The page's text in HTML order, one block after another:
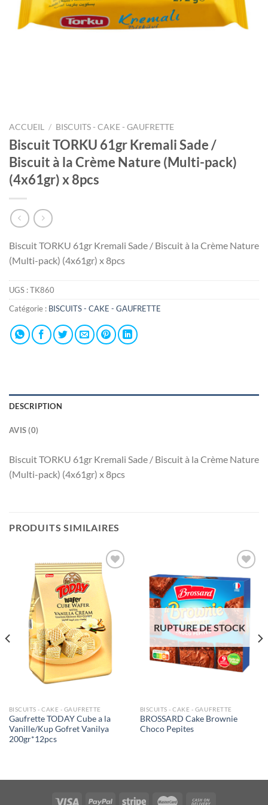
ACCUEIL / BISCUITS - CAKE - GAUFRETTE
Biscuit TORKU 61gr Kremali Sade /
Biscuit à la Crème Nature (Multi-pack)
(4x61gr) x 8pcs
Biscuit TORKU 61gr Kremali Sade / Biscuit à la Crème Nature
(Multi-pack) (4x61gr) x 8pcs
UGS :TK860
Catégorie : BISCUITS - CAKE - GAUFRETTE
DESCRIPTION
AVIS (0)
Biscuit TORKU 61gr Kremali Sade / Biscuit à la Crème Nature
(Multi-pack) (4x61gr) x 8pcs
PRODUITS SIMILAIRES
Ajouter
à la liste
de
souhaits
BISCUITS - CAKE - GAUFRETTE
Gaufrette TODAY Cube a la
Vanille/Kup Gofret Vanilya
200gr*12pcs
Ajouter
à la liste
de
souhaits
RUPTURE DE STOCK
BISCUITS - CAKE - GAUFRETTE
BROSSARD Cake Brownie
Choco Pepites